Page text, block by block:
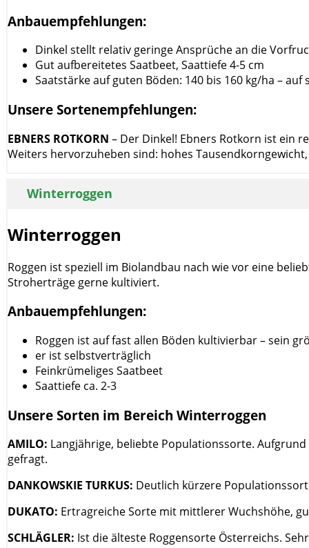
Anbauempfehlungen:
Dinkel stellt relativ geringe Ansprüche an die
Gut aufbereitetes Saatbeet, Saattiefe 4-5 cm
Saatstärke auf guten Böden: 140 bis 160 kg/ha –
Unsere Sortenempfehlungen:
EBNERS ROTKORN – Der Dinkel! Ebners Rotkorn ist ein
Weiters hervorzuheben sind: hohes
Winterroggen
Winterroggen
Roggen ist speziell im Biolandbau nach wie vor eine
Stroherträge gerne kultiviert.
Anbauempfehlungen:
Roggen ist auf fast allen Böden kultivierbar – sein
er ist selbstverträglich
Feinkrümeliges Saatbeet
Saattiefe ca. 2-3
Unsere Sorten im Bereich Winterroggen
AMILO: Langjährige, beliebte Populationssorte.
gefragt.
DANKOWSKIE TURKUS: Deutlich kürzere
DUKATO: Ertragreiche Sorte mit mittlerer Wuchshöhe,
SCHLÄGLER: Ist die älteste Roggensorte Österreichs.